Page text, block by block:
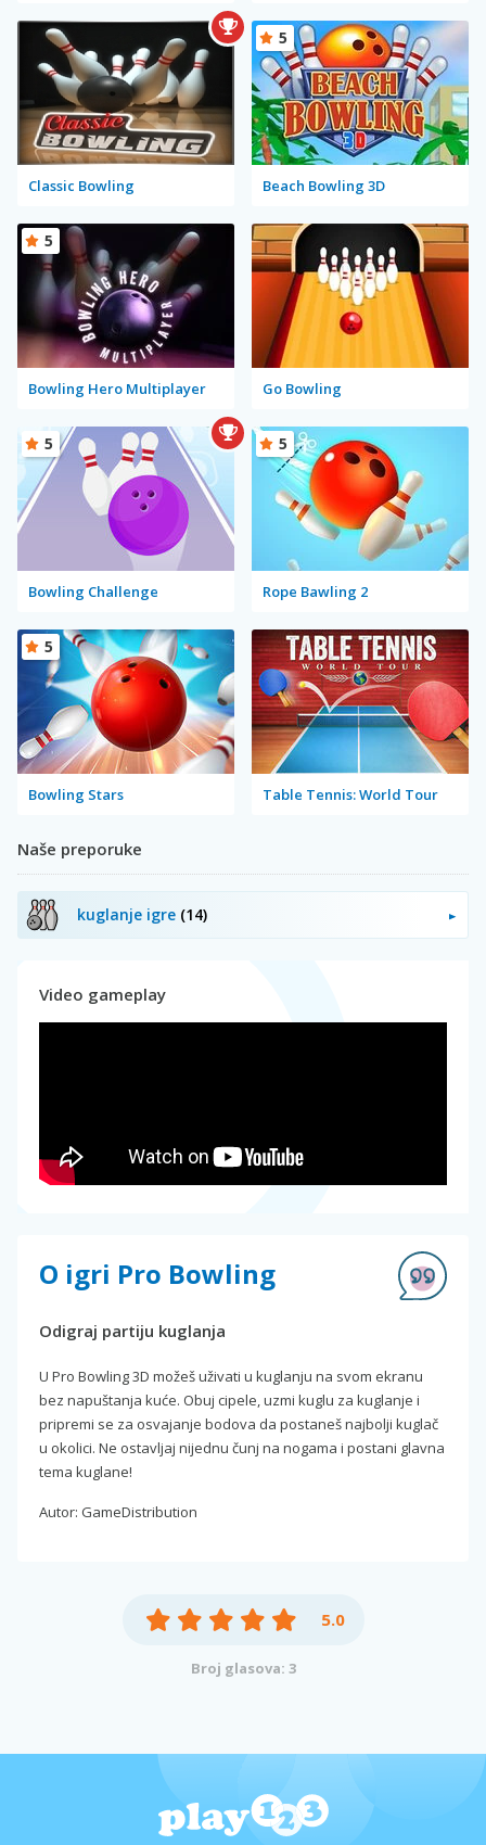
Classic Bowling Beach Bowling 3D
5
Bowling Hero Multiplayer
5
Go Bowling
Bowling Challenge
5
Rope Bawling 2
5
Bowling Stars
5
Table Tennis: World Tour
Naše preporuke
kuglanje igre (14)
Video gameplay
O igri Pro Bowling
Odigraj partiju kuglanja
U Pro Bowling 3D možeš uživati u kuglanju na svom ekranu
bez napuštanja kuće. Obuj cipele, uzmi kuglu za kuglanje i
pripremi se za osvajanje bodova da postaneš najbolji kuglač
u okolici. Ne ostavljaj nijednu čunj na nogama i postani glavna
tema kuglane!
Autor: GameDistribution
5.0
Broj glasova: 3